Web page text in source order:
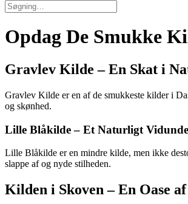
Opdag De Smukke
Gravlev Kilde – En Skat i
Gravlev Kilde er en af de smukkeste kilder i
og skønhed.
Lille Blåkilde – Et Naturligt
Lille Blåkilde er en mindre kilde, men ikke
slappe af og nyde stilheden.
Kilden i Skoven – En Oase